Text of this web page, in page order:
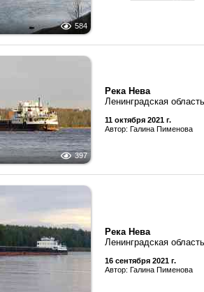
584
397
Река Нева
Ленинградская
11 октября 2021 г.
Автор: Галина Пименова
Река Нева
Ленинградская
16 сентября 2021 г.
Автор: Галина Пименова